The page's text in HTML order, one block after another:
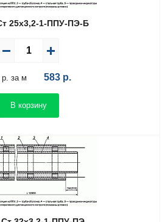
25х3,2-1-ППУ-ПЭ-Б
р. за м 583р.
В корзину